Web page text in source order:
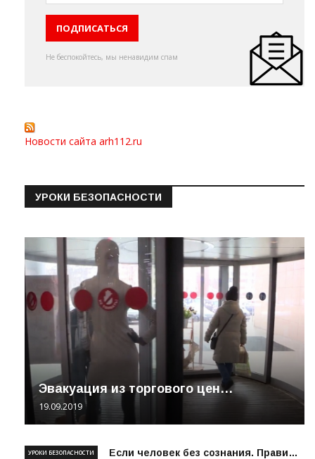
Не беспокойтесь, мы ненавидим спам
Новости сайта arh112.ru
УРОКИ БЕЗОПАСНОСТИ
Эвакуация из торгового цен…
19.09.2019
Если человек без сознания. Прави…
УРОКИ БЕЗОПАСНОСТИ